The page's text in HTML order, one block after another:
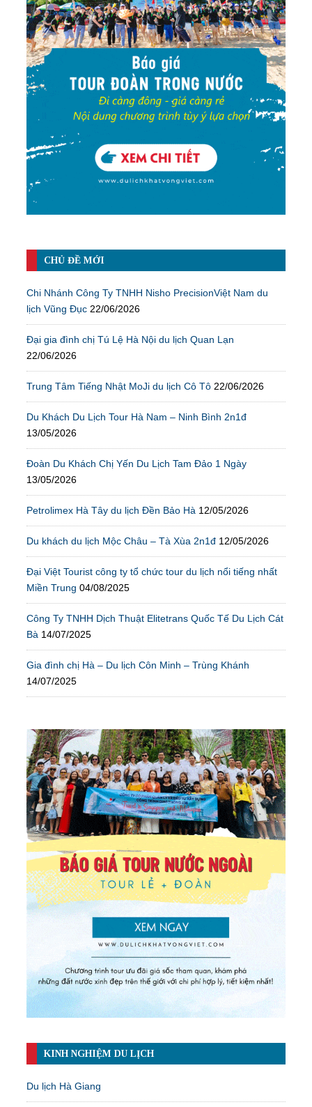
CHỦ ĐỀ MỚI
Chi Nhánh Công Ty TNHH Nisho PrecisionViệt Nam du
lịch Vũng Đục 22/06/2026
Đại gia đình chị Tú Lệ Hà Nội du lịch Quan Lạn
22/06/2026
Trung Tâm Tiếng Nhật MoJi du lịch Cô Tô 22/06/2026
Du Khách Du Lịch Tour Hà Nam – Ninh Bình 2n1đ
13/05/2026
Đoàn Du Khách Chị Yến Du Lịch Tam Đảo 1 Ngày
13/05/2026
Petrolimex Hà Tây du lịch Đền Bảo Hà 12/05/2026
Du khách du lịch Mộc Châu – Tà Xùa 2n1đ 12/05/2026
Đại Việt Tourist công ty tổ chức tour du lịch nổi tiếng nhất
Miền Trung 04/08/2025
Công Ty TNHH Dịch Thuật Elitetrans Quốc Tế Du Lịch Cát
Bà 14/07/2025
Gia đình chị Hà – Du lịch Côn Minh – Trùng Khánh
14/07/2025
KINH NGHIỆM DU LỊCH
Du lịch Hà Giang